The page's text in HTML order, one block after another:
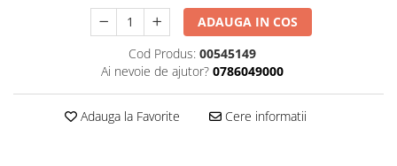
Razuri si razuitoare de mana
Surubelnite si seturi de
surubelnite
Trafaleti speciali
ADAUGA IN COS
Cod Produs: 00545149
Ai nevoie de ajutor? 0786049000
Adauga la Favorite Cere informatii